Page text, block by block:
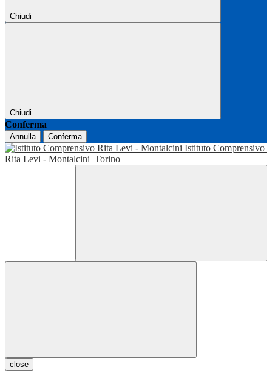
Chiudi
Chiudi
Conferma
Annulla Conferma
Istituto Comprensivo
Rita Levi - Montalcini Torino
close